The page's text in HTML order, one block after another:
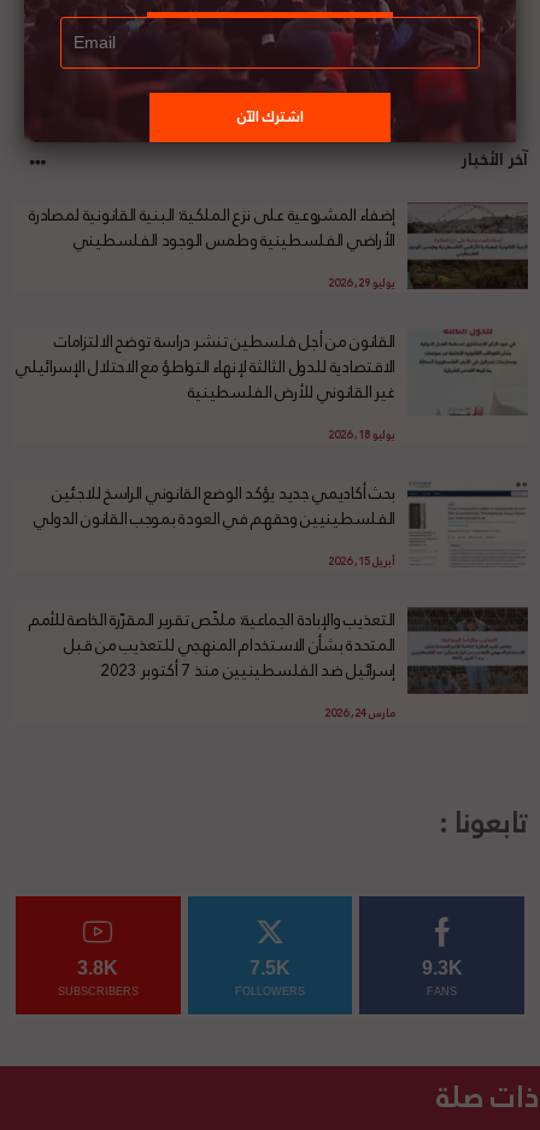
آخر الأخبار
إضفاء المشروعية على نزع الملكية: البنية القانونية لمصادرة
الأراضي الفلسطينية وطمس الوجود الفلسطيني
يوليو 29, 2026
القانون من أجل فلسطين تنشر دراسة توضح الالتزامات
الاقتصادية للدول الثالثة لإنهاء التواطؤ مع الاحتلال الإسرائيلي
غير القانوني للأرض الفلسطينية
يوليو 18, 2026
بحث أكاديمي جديد يؤكد الوضع القانوني الراسخ للاجئين
الفلسطينيين وحقهم في العودة بموجب القانون الدولي
أبريل 15, 2026
التعذيب والإبادة الجماعية: ملخّص تقرير المقرّرة الخاصة للأمم
المتحدة بشأن الاستخدام المنهجي للتعذيب من قبل
إسرائيل ضد الفلسطينيين منذ 7 أكتوبر 2023
مارس 24, 2026
تابعونا :
9.3K
FANS
7.5K
FOLLOWERS
3.8K
SUBSCRIBERS
ذات صلة